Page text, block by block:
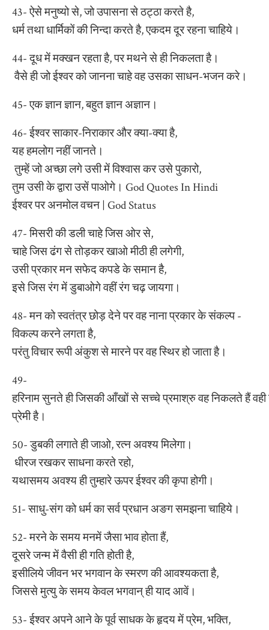
43- ऐसे मनुष्यो से, जो उपासना से ठट्ठा करते है,
धर्म तथा धार्मिकों की निन्दा करते है, एकदम दूर रहना चाहिये।
44- दूध में मक्खन रहता है, पर मथने से ही निकलता है।
वैसे ही जो ईश्वर को जानना चाहे वह उसका साधन-भजन करे।
45- एक ज्ञान ज्ञान, बहुत ज्ञान अज्ञान।
46- ईश्वर साकार-निराकार और क्या-क्या है,
यह हमलोग नहीं जानते।
तुम्हें जो अच्छा लगे उसी में विश्वास कर उसे पुकारो,
तुम उसी के द्वारा उसें पाओगे। God Quotes In Hindi
ईश्वर पर अनमोल वचन | God Status
47- मिसरी की डली चाहे जिस ओर से,
चाहे जिस ढंग से तोड़कर खाओ मीठी ही लगेगी,
उसी प्रकार मन सफेद कपडे के समान है,
इसे जिस रंग में डुबाओगे वहीं रंग चढ़ जायगा।
48- मन को स्वतंत्र छोड़ देने पर वह नाना प्रकार के संकल्प -
विकल्प करने लगता है,
परंतु विचार रूपी अंकुश से मारने पर वह स्थिर हो जाता है।
49-
हरिनाम सुनते ही जिसकी आँखों से सच्चे प्रमाश्रु वह निकलते हैं वही
प्रेमी है।
50- डुबकी लगाते ही जाओ, रत्न अवश्य मिलेगा।
धीरज रखकर साधना करते रहो,
यथासमय अवश्य ही तुम्हारे ऊपर ईश्वर की कृपा होगी।
51- साधु-संग को धर्म का सर्व प्रधान अङग समझना चाहिये।
52- मरने के समय मनमें जैसा भाव होता हैं,
दूसरे जन्म में वैसी ही गति होती है,
इसीलिये जीवन भर भगवान के स्मरण की आवश्यकता है,
जिससे मुत्यु के समय केवल भगवान् ही याद आवें।
53- ईश्वर अपने आने के पूर्व साधक के हृदय में प्रेम, भक्ति,